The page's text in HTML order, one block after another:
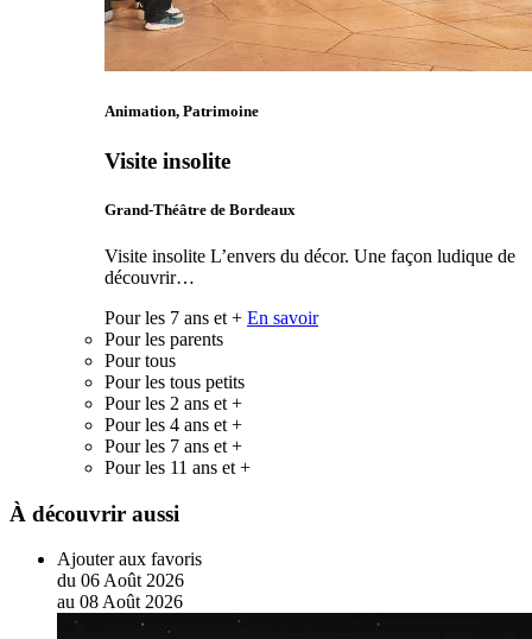
Animation, Patrimoine
Visite insolite
Grand-Théâtre de Bordeaux
Visite insolite L’envers du décor. Une façon ludique de
découvrir…
Pour les 7 ans et + En savoir
Pour les parents
Pour tous
Pour les tous petits
Pour les 2 ans et +
Pour les 4 ans et +
Pour les 7 ans et +
Pour les 11 ans et +
À découvrir aussi
Ajouter aux favoris
du 06 Août 2026
au 08 Août 2026